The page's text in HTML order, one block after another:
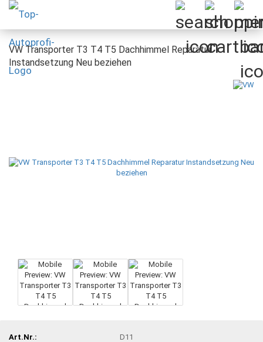
VW Transporter T3 T4 T5 Dachhimmel Reparatur
Instandsetzung Neu beziehen
Art.Nr.:
D11